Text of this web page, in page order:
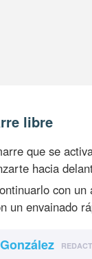
libre
que se
hacia
con
un envainado